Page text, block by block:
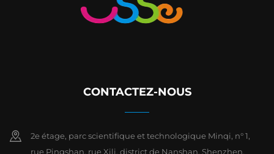
CONTACTEZ-NOUS
2e étage, parc scientifique et technologique Minqi, n° 1,
rue Pingshan, rue Xili, district de Nanshan, Shenzhen,